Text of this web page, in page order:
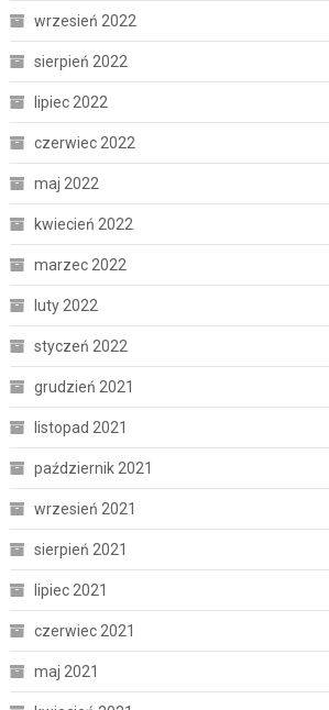
wrzesień 2022
sierpień 2022
lipiec 2022
czerwiec 2022
maj 2022
kwiecień 2022
marzec 2022
luty 2022
styczeń 2022
grudzień 2021
listopad 2021
październik 2021
wrzesień 2021
sierpień 2021
lipiec 2021
czerwiec 2021
maj 2021